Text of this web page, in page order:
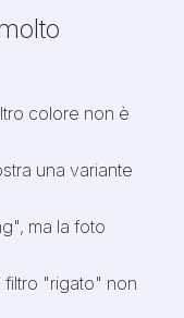
colore non è
una variante
ma la foto
filtro "rigato" non